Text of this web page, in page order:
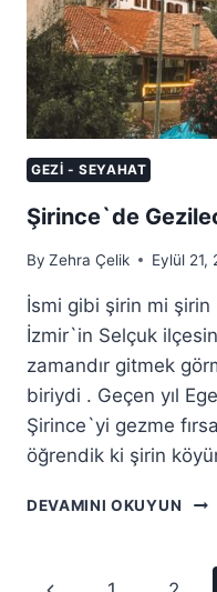
GEZI - SEYAHAT
Şirince`de
By Zehra Çelik Eylül 21,
İsmi gibi şirin mi şirin
İzmir`in Selçuk
zamandır gitmek
biriydi . Geçen yıl
Şirince`yi gezme
öğrendik ki şirin
DEVAMINI OKUYUN
Page